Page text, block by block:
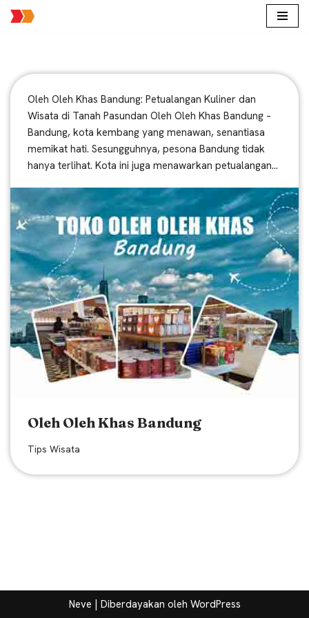
konten
Oleh Oleh Khas Bandung: Petualangan Kuliner dan
Wisata di Tanah Pasundan Oleh Oleh Khas Bandung –
Bandung, kota kembang yang menawan, senantiasa
memikat hati. Sesungguhnya, pesona Bandung tidak
hanya terlihat. Kota ini juga menawarkan petualangan…
Oleh Oleh Khas Bandung
Tips Wisata
Neve | Diberdayakan oleh WordPress